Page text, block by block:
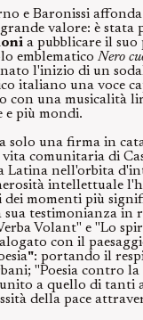
e Baronissi
valore: è stata
a pubblicare il
emblematico Nero
l'inizio di un
italiano una voce
con una musicalità
e più mondi.
solo una firma in
comunitaria di
Latina nell'orbita
intellettuale
dei momenti più
testimonianza in
Volant" e "Lo
con il
": portando il
"Poesia contro la
unito a quello di
della pace